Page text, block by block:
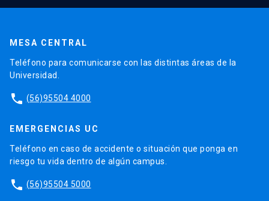
MESA CENTRAL
Teléfono para comunicarse con las distintas áreas de la
Universidad.
phone (56)95504 4000
EMERGENCIAS UC
Teléfono en caso de accidente o situación que ponga en
riesgo tu vida dentro de algún campus.
phone (56)95504 5000